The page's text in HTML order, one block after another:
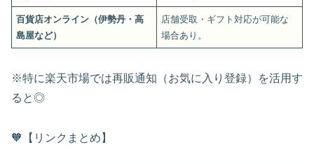
百貨店オンライン（伊勢丹・高
島屋など）
店舗受取・ギフト対応が可能な
場合あり。
※特に楽天市場では再販通知（お気に入り登録）を活用す
ると◎
🧡【リンクまとめ】